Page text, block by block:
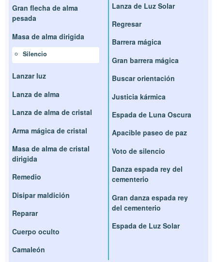
Gran flecha de alma
pesada
Masa de alma dirigida
Silencio
Lanzar luz
Lanza de alma
Lanza de alma de cristal
Arma mágica de cristal
Masa de alma de cristal
dirigida
Remedio
Disipar maldición
Reparar
Cuerpo oculto
Camaleón
Lanza de Luz Solar
Regresar
Barrera mágica
Gran barrera mágica
Buscar orientación
Justicia kármica
Espada de Luna Oscura
Apacible paseo de paz
Voto de silencio
Danza espada rey del
cementerio
Gran danza espada rey
del cementerio
Espada de Luz Solar